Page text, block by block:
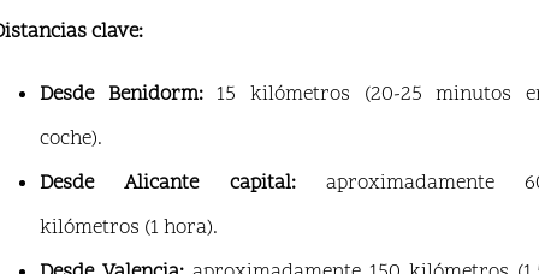
clave:
Desde Benidorm:15 kilómetros (20-25 minutos
coche).
Desde Alicante capital:aproximadamente
kilómetros (1 hora).